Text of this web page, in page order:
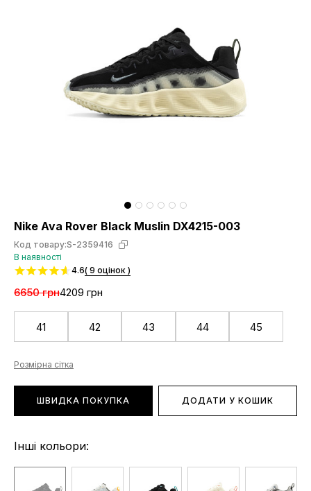
Nike Ava Rover Black Muslin DX4215-003
Код товару:S-2359416
В наявності
4.6( 9 оцінок )
6650 грн4209 грн
41 42 43 44 45
Розмірна сітка
ШВИДКА ПОКУПКА ДОДАТИ У КОШИК
Інші кольори: